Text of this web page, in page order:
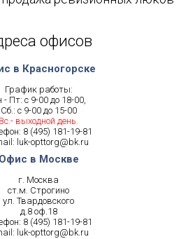
офисов
в Красногорске
График работы:
- Пт: с 9-00 до 18-00,
Сб.: с 9-00 до 15-00
Вс.- выходной день.
8 (495) 181-19-81
luk-opttorg@bk.ru
Офис в Москве
г. Москва
ст.м. Строгино
ул. Твардовского
д.8 оф.18
8 (495) 181-19-81
luk-opttorg@bk.ru